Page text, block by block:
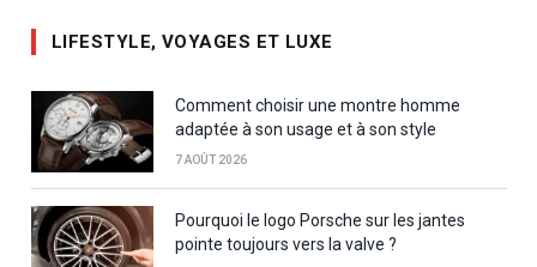
LIFESTYLE, VOYAGES ET LUXE
Comment choisir une montre homme
adaptée à son usage et à son style
7 AOÛT 2026
Pourquoi le logo Porsche sur les jantes
pointe toujours vers la valve ?